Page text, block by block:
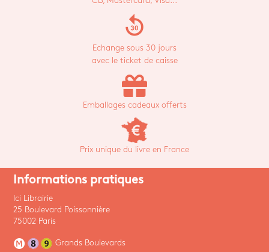
replay_30
Echange sous 30 jours
avec le ticket de caisse
Emballages cadeaux offerts
Prix unique du livre en France
Informations pratiques
Ici Librairie
25 Boulevard Poissonnière
75002 Paris
Grands Boulevards